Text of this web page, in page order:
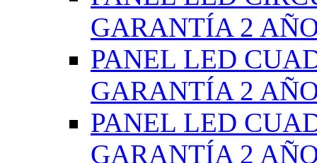
GARANTÍA 2
PANEL LED
GARANTÍA 2
PANEL LED
GARANTÍA 2